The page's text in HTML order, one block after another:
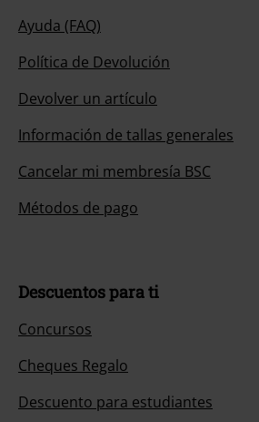
Ayuda (FAQ)
Política de Devolución
Devolver un artículo
Información de tallas generales
Cancelar mi membresía BSC
Métodos de pago
Descuentos para ti
Concursos
Cheques Regalo
Descuento para estudiantes